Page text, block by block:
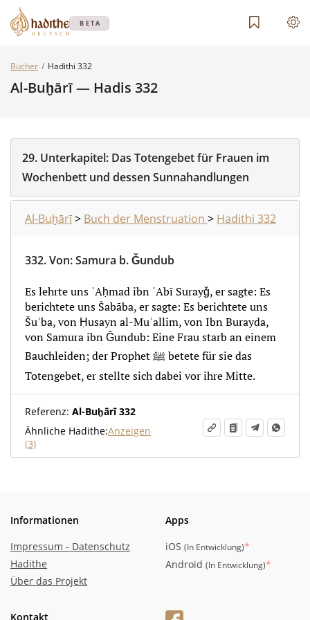
BETA
Bücher Hadithi 332
Al-Buḫārī — Hadis 332
29. Unterkapitel: Das Totengebet für Frauen im
Wochenbett und dessen Sunnahandlungen
Al-Buḫārī> Buch der Menstruation > Hadithi 332
332.Von:Samura b. Ǧundub
Es lehrte uns ʾAḥmad ibn ʾAbī Surayǧ, er sagte: Es
berichtete uns Šabāba, er sagte: Es berichtete uns
Šuʿba, von Ḥusayn al-Muʿallim, von Ibn Burayda,
von Samura ibn Ǧundub: Eine Frau starb an einem
Bauchleiden; der Prophet ﷺ betete für sie das
Totengebet, er stellte sich dabei vor ihre Mitte.
Referenz: Al-Buḫārī 332
Ähnliche Hadithe:Anzeigen
(3)
Informationen
Impressum - Datenschutz
Hadithe
Über das Projekt
Apps
iOS (In Entwicklung)*
Android (In Entwicklung)*
Kontakt